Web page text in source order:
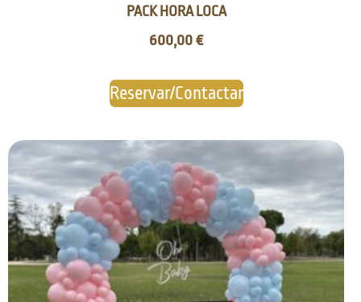
PACK HORA LOCA
600,00€
Reservar/Contactar